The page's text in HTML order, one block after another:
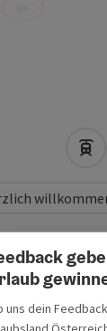
uns dein